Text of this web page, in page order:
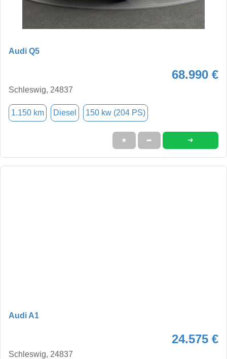
Audi Q5
68.990 €
Schleswig, 24837
1.150 km Diesel 150 kw (204 PS)
★ ➦ ➜
Audi A1
24.575 €
Schleswig, 24837